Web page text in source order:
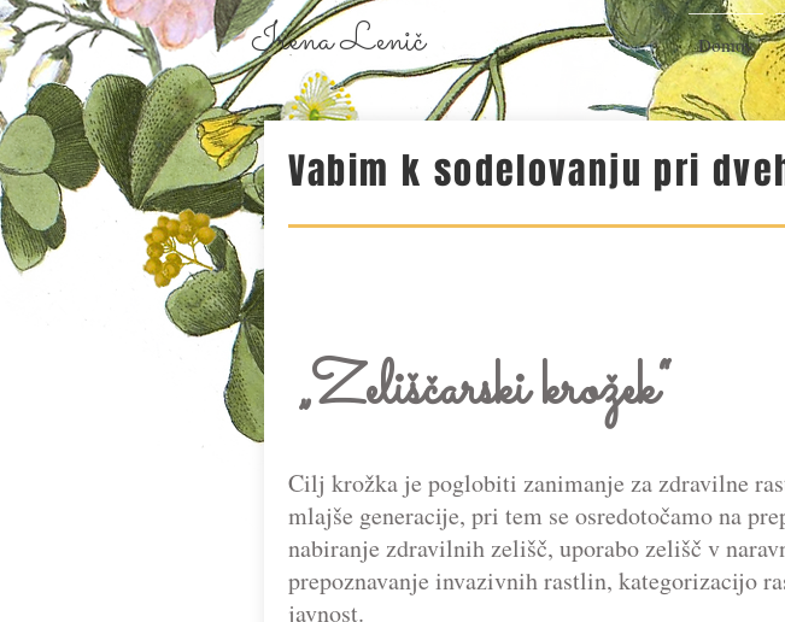
Irena Lenič Domov
Vabim k sodelovanju pri
„Zeliščarski krožek“
Cilj krožka je poglobiti zanimanje za zdravilne
mlajše generacije, pri tem se osredotočamo na
nabiranje zdravilnih zelišč, uporabo zelišč v
prepoznavanje invazivnih rastlin, kategorizacijo
javnost.